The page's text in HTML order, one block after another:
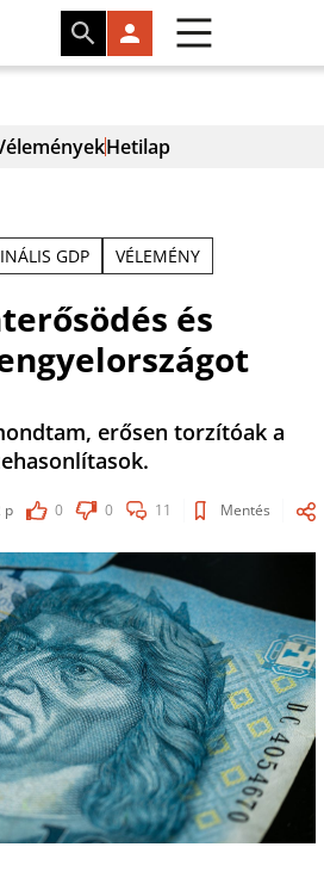
Hetilap
GDP VÉLEMÉNY
és
erősen torzítóak a
p 0 0 11 Mentés